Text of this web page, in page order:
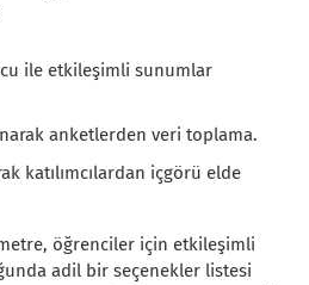
ile etkileşimli sunumlar
anketlerden veri toplama.
katılımcılardan içgörü elde
öğrenciler için etkileşimli
adil bir seçenekler listesi